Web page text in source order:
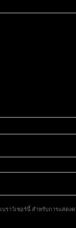
ราว์เซอร์นี้ สำหรับการแสดง